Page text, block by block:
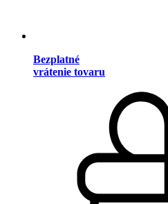
Bezplatné
vrátenie tovaru